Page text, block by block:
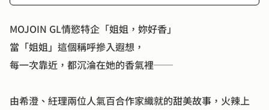
MOJOIN GL情慾特企「姐姐，妳好香」
當「姐姐」這個稱呼摻入遐想，
每一次靠近，都沉淪在她的香氣裡──
由希澄、紝理兩位人氣百合作家織就的甜美故事，火辣上